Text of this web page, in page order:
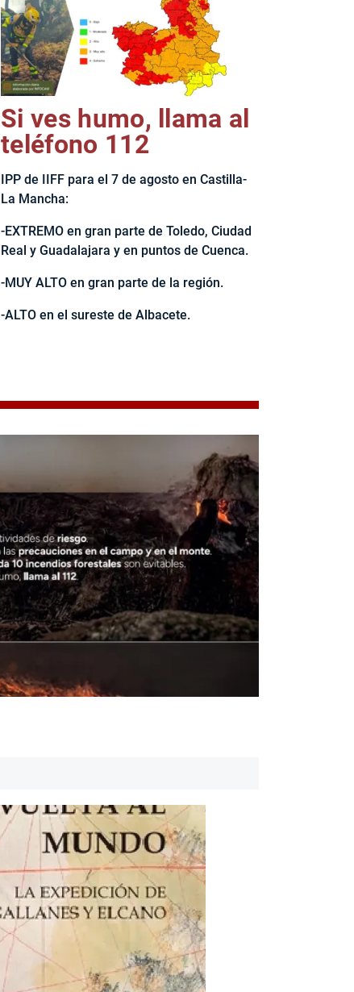
Si ves humo, llama al
teléfono 112
IPP de IIFF para el 7 de agosto en Castilla-
La Mancha:
-EXTREMO en gran parte de Toledo, Ciudad
Real y Guadalajara y en puntos de Cuenca.
-MUY ALTO en gran parte de la región.
-ALTO en el sureste de Albacete.